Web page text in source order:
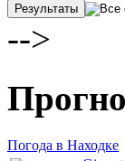
Результаты
-->
Погода в Находке